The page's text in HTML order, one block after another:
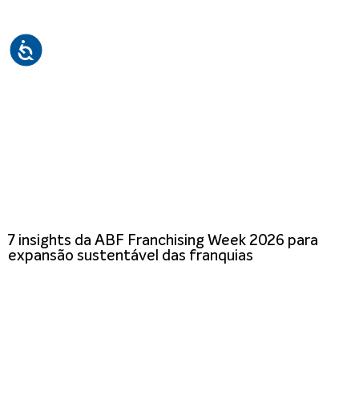
7 insights da ABF Franchising Week 2026 para
expansão sustentável das franquias